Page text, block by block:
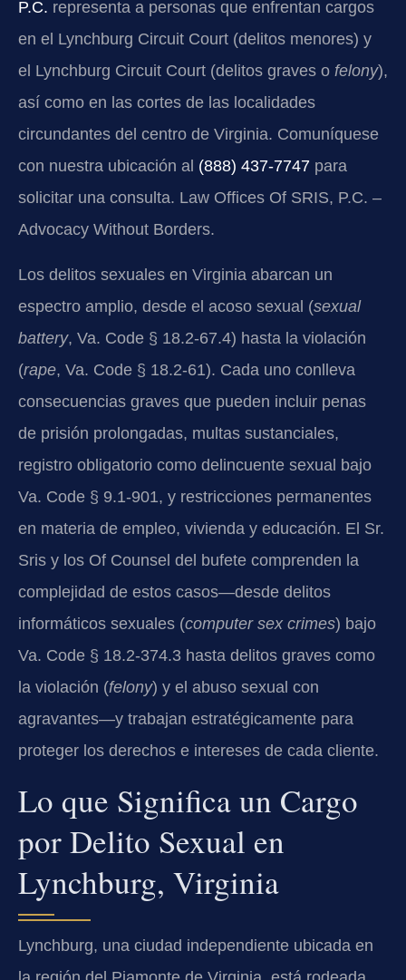
P.C. representa a personas que enfrentan cargos
en el Lynchburg Circuit Court (delitos menores) y
el Lynchburg Circuit Court (delitos graves o felony),
así como en las cortes de las localidades
circundantes del centro de Virginia. Comuníquese
con nuestra ubicación al (888) 437-7747 para
solicitar una consulta. Law Offices Of SRIS, P.C. –
Advocacy Without Borders.
Los delitos sexuales en Virginia abarcan un
espectro amplio, desde el acoso sexual (sexual
battery, Va. Code § 18.2-67.4) hasta la violación
(rape, Va. Code § 18.2-61). Cada uno conlleva
consecuencias graves que pueden incluir penas
de prisión prolongadas, multas sustanciales,
registro obligatorio como delincuente sexual bajo
Va. Code § 9.1-901, y restricciones permanentes
en materia de empleo, vivienda y educación. El Sr.
Sris y los Of Counsel del bufete comprenden la
complejidad de estos casos—desde delitos
informáticos sexuales (computer sex crimes) bajo
Va. Code § 18.2-374.3 hasta delitos graves como
la violación (felony) y el abuso sexual con
agravantes—y trabajan estratégicamente para
proteger los derechos e intereses de cada cliente.
Lo que Significa un Cargo
por Delito Sexual en
Lynchburg, Virginia
Lynchburg, una ciudad independiente ubicada en